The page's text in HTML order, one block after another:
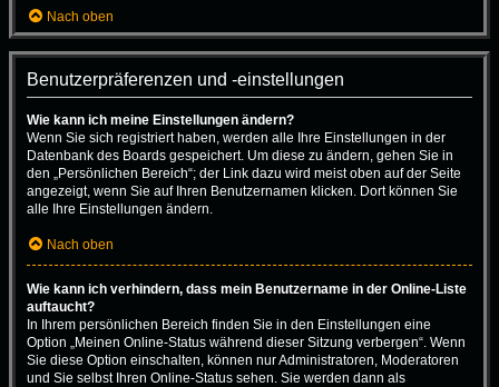
Nach oben
Benutzerpräferenzen und -einstellungen
Wie kann ich meine Einstellungen ändern?
Wenn Sie sich registriert haben, werden alle Ihre Einstellungen in der
Datenbank des Boards gespeichert. Um diese zu ändern, gehen Sie in
den „Persönlichen Bereich“; der Link dazu wird meist oben auf der Seite
angezeigt, wenn Sie auf Ihren Benutzernamen klicken. Dort können Sie
alle Ihre Einstellungen ändern.
Nach oben
Wie kann ich verhindern, dass mein Benutzername in der Online-Liste
auftaucht?
In Ihrem persönlichen Bereich finden Sie in den Einstellungen eine
Option „Meinen Online-Status während dieser Sitzung verbergen“. Wenn
Sie diese Option einschalten, können nur Administratoren, Moderatoren
und Sie selbst Ihren Online-Status sehen. Sie werden dann als